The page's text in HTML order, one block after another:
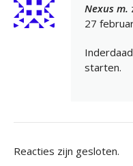
Nexus m.
27
starten.
Reacties zijn gesloten.